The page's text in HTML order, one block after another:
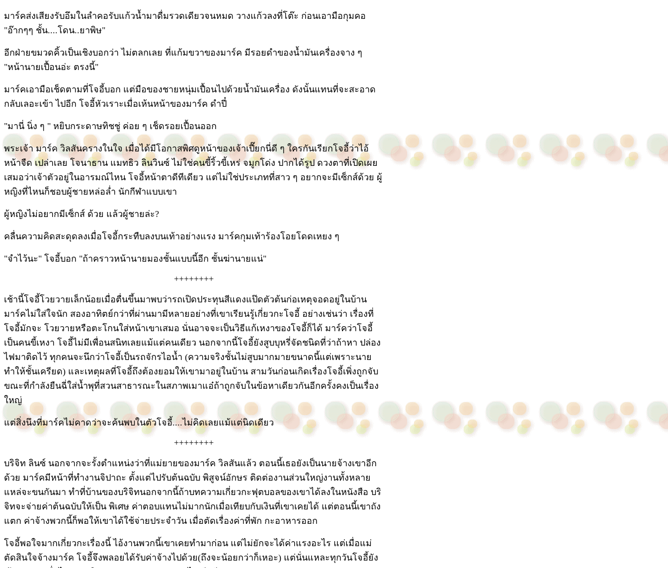
มาร์คส่งเสียงรับอึมในลำคอรับแก้วน้ำมาดื่มรวดเดียวจนหมด วางแก้วลงที่โต๊ะ ก่อนเอามือกุมคอ
"อ๊ากๆๆ ชั้น....โดน..ยาพิษ"
อีกฝ่ายขมวดคิ้วเป็นเชิงบอกว่า ไม่ตลกเลย ที่แก้มขวาของมาร์ค มีรอยดำของน้ำมันเครื่องจาง ๆ
"หน้านายเปื้อนอ่ะ ตรงนี้"
มาร์คเอามือเช็ดตามที่โจอี้บอก แต่มือของชายหนุ่มเปื้อนไปด้วยน้ำมันเครื่อง ดังนั้นแทนที่จะสะอาด
กลับเลอะเข้า ไปอีก โจอี้หัวเราะเมื่อเห้นหน้าของมาร์ค ดำปี๋
"มานี่ นิ่ง ๆ " หยิบกระดาษทิชชู่ ค่อย ๆ เช็ดรอยเปื้อนออก
พระเจ้า มาร์ค วิลสันครางในใจ เมื่อได้มีโอกาสพิศดูหน้าของเจ้าเปี๊ยกนี่ดี ๆ ใครกันเรียกโจอี้ว่าไอ้
หน้าจืด เปล่าเลย โจนาธาน แมทธิว ลินวินซ์ ไม่ใช่คนขี้ริ้วขี้เหร่ จมูกโด่ง ปากได้รูป ดวงตาที่เปิดเผย
เสมอว่าเจ้าตัวอยู่ในอารมณ์ไหน โจอี้หน้าตาดีทีเดียว แต่ไม่ใช่ประเภทที่สาว ๆ อยากจะมีเซ็กส์ด้วย ผู้
หญิงที่ไหนก็ชอบผู้ชายหล่อล่ำ นักกีฬาแบบเขา
ผู้หญิงไม่อยากมีเซ็กส์ ด้วย แล้วผู้ชายล่ะ?
คลื่นความคิดสะดุดลงเมื่อโจอี้กระทืบลงบนเท้าอย่างแรง มาร์คกุมเท้าร้องโอยโดดเหยง ๆ
"จำไว้นะ" โจอี้บอก "ถ้าคราวหน้านายมองชั้นแบบนี้อีก ชั้นฆ่านายแน่"
++++++++
เช้านี้โจอี้โวยวายเล็กน้อยเมื่อตื่นขึ้นมาพบว่ารถเปิดประทุนสีแดงแป๊ดตัวต้นก่อเหตุจอดอยู่ในบ้าน
มาร์คไม่ใส่ใจนัก สองอาทิตย์กว่าที่ผ่านมามีหลายอย่างที่เขาเรียนรู้เกี่ยวกะโจอี้ อย่างเช่นว่า เรื่องที่
โจอี้มักจะ โวยวายหรือตะโกนใส่หน้าเขาเสมอ นั่นอาจจะเป็นวิธีแก้เหงาของโจอี้ก็ได้ มาร์คว่าโจอี้
เป็นคนขี้เหงา โจอี้ไม่มีเพื่อนสนิทเลยแม้แต่คนเดียว นอกจากนี้โจอี้ยังสูบบุหรี่จัดชนิดที่ว่าถ้าหา ปล่อง
ไฟมาติดไว้ ทุกคนจะนึกว่าโจอี้เป็นรถจักรไอน้ำ (ความจริงชั้นไม่สูบมากมายขนาดนี้แต่เพราะนาย
ทำให้ชั้นเครียด) และเหตุผลที่โจอี้ถึงต้องยอมให้เขามาอยู่ในบ้าน สามวันก่อนเกิดเรื่องโจอี้เพิ่งถูกจับ
ขณะที่กำลังยืนฉี่ใส่น้ำพุที่สวนสาธารณะในสภาพเมาแอ๋ถ้าถูกจับในข้อหาเดียวกันอีกครั้งคงเป็นเรื่อง
ใหญ่
แต่สิ่งนึงที่มาร์คไม่คาดว่าจะค้นพบในตัวโจอี้....ไม่คิดเลยแม้แต่นิดเดียว
++++++++
บริจิท ลินซ์ นอกจากจะรั้งตำแหน่งว่าที่แม่ยายของมาร์ค วิลสันแล้ว ตอนนี้เธอยังเป็นนายจ้างเขาอีก
ด้วย มาร์คมีหน้าที่ทำงานจิปาถะ ตั้งแต่ไปรับต้นฉบับ พิสูจน์อักษร ติดต่องานส่วนใหญ่งานทั้งหลาย
แหล่จะขนกันมา ทำที่บ้านของบริจิทนอกจากนี้ถ้าบทความเกี่ยวกะฟุตบอลของเขาได้ลงในหนังสือ บริ
จิทจะจ่ายค่าต้นฉบับให้เป็น พิเศษ ค่าตอบแทนไม่มากนักเมื่อเทียบกับเงินที่เขาเคยได้ แต่ตอนนี้เขาถัง
แตก ค่าจ้างพวกนี้ก็พอให้เขาได้ใช้จ่ายประจำวัน เมื่อตัดเรื่องค่าที่พัก กะอาหารออก
โจอี้พอใจมากเกี่ยวกะเรื่องนี้ ไอ้งานพวกนี้เขาเคยทำมาก่อน แต่ไม่ยักจะได้ค่าแรงอะไร แต่เมื่อแม่
ตัดสินใจจ้างมาร์ค โจอี้จึงพลอยได้รับค่าจ้างไปด้วย(ถึงจะน้อยกว่าก็เหอะ) แต่นั่นแหละทุกวันโจอี้ยัง